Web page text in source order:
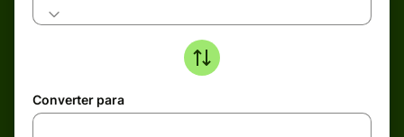
Converter para